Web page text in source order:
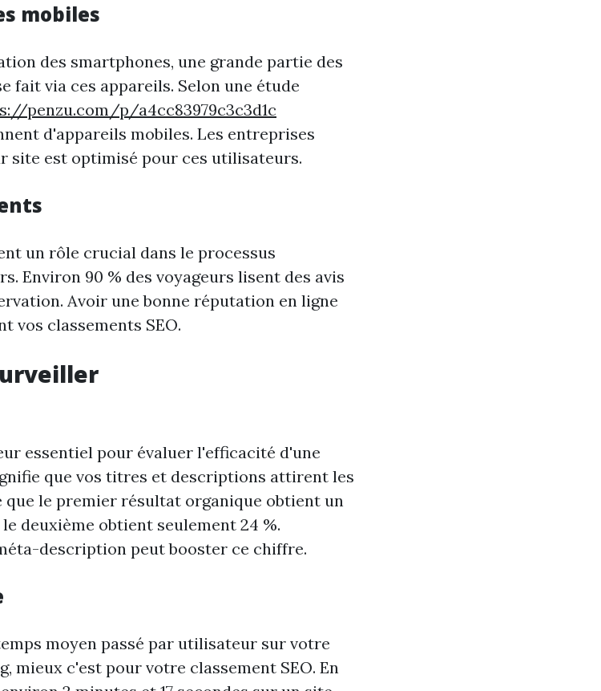
mobiles
des smartphones, une grande partie des
fait via ces appareils. Selon une étude
penzu.com/p/a4cc83979c3c3d1c
d'appareils mobiles. Les entreprises
site est optimisé pour ces utilisateurs.
un rôle crucial dans le processus
Environ 90 % des voyageurs lisent des avis
Avoir une bonne réputation en ligne
vos classements SEO.
essentiel pour évaluer l'efficacité d'une
que vos titres et descriptions attirent les
le premier résultat organique obtient un
deuxième obtient seulement 24 %.
description peut booster ce chiffre.
moyen passé par utilisateur sur votre
mieux c'est pour votre classement SEO. En